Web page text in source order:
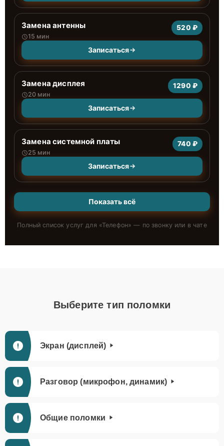
Замена антенны
15 мин
520 ₽
Записаться
Замена дисплея
20 мин
1290 ₽
Записаться
Замена системной платы
25 мин
740 ₽
Записаться
Показать всё
Полный список услуг для «Телефон» — по звонку или в чате
Выберите тип поломки
Экран (дисплей)
Разговор (микрофон, динамик)
Общие поломки